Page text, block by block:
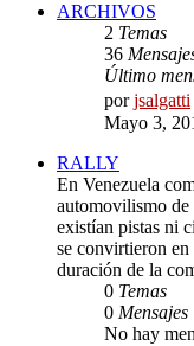
ARCHIVOS
2 Temas
36
Último
porjsalgatti
Mayo 3,
RALLY
En Venezuela
automovilismo de
existían pistas ni
se convirtieron
duración de la
0 Temas
0 Mensajes
No hay